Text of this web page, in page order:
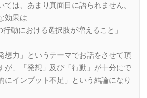
ては、あまり真面目に語られません。
効果は
行動における選択肢が増えること」
想力」というテーマでお話をさせて頂
が、「発想」及び「行動」が十分にで
にインプット不足」という結論になり